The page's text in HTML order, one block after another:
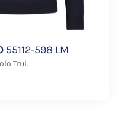
55112-598 LM
Trui.